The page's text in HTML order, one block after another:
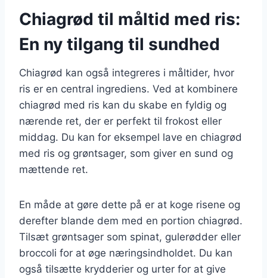
Chiagrød til måltid med ris:
En ny tilgang til sundhed
Chiagrød kan også integreres i måltider, hvor
ris er en central ingrediens. Ved at kombinere
chiagrød med ris kan du skabe en fyldig og
nærende ret, der er perfekt til frokost eller
middag. Du kan for eksempel lave en chiagrød
med ris og grøntsager, som giver en sund og
mættende ret.
En måde at gøre dette på er at koge risene og
derefter blande dem med en portion chiagrød.
Tilsæt grøntsager som spinat, gulerødder eller
broccoli for at øge næringsindholdet. Du kan
også tilsætte krydderier og urter for at give